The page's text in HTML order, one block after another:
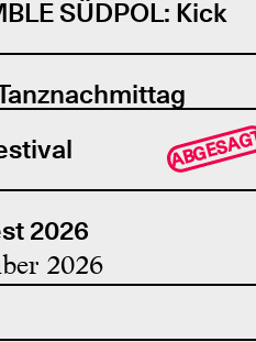
SÜDPOL: Kick
2026
2026